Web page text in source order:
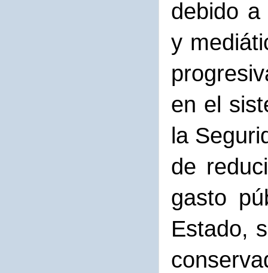
debido a
y
en el
la
de
gasto
Estado,